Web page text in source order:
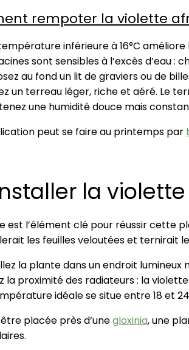
rempoter la violette
inférieure à 16°C
sont sensibles à l’excès d’eau
au fond un lit de graviers ou de
un terreau léger, riche et aéré. Le
une humidité douce mais
peut se faire au printemps par
la
est l’élément clé pour réussir cette
les feuilles veloutées et ternirait
la plante dans un endroit lumineux
la proximité des radiateurs : la
idéale se situe entre 18 et
placée près d’unegloxinia, une